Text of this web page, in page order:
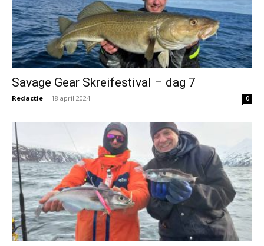
Savage Gear Skreifestival – dag 7
Redactie - 18 april 2024 0